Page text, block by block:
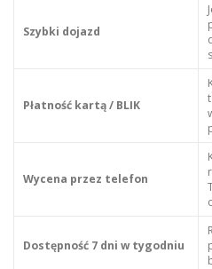
Szybki dojazd
Płatność kartą / BLIK
Wycena przez telefon
Dostępność 7 dni w tygodniu